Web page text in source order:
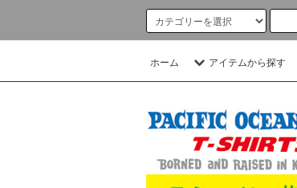
ホーム アイテムから探す